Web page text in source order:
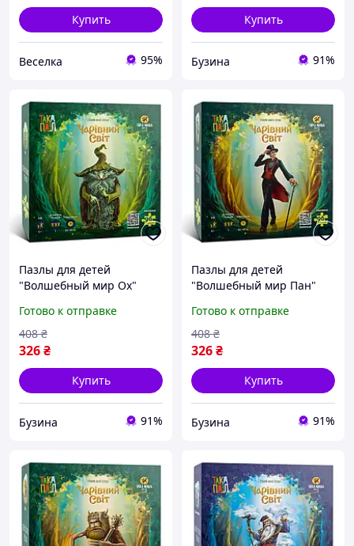
Купить
Веселка 95%
Купить
Бузина 91%
Пазлы для детей
"Волшебный мир Ох"
элементов buzyna
Готово к отправке
326₴
408 ₴
Купить
Бузина 91%
Пазлы для детей
"Волшебный мир Пан"
элементов buzyna
Готово к отправке
326₴
408 ₴
Купить
Бузина 91%